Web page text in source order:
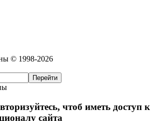
© 1998-2026
чтоб иметь доступ к
сайта